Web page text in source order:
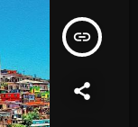
insert_link